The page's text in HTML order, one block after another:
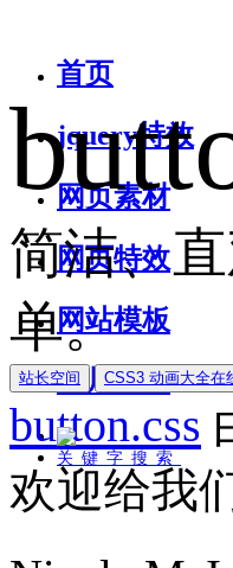
首页
jquery特效
网页素材
网页特效
网站模板
图片素材
关键字搜索
简洁、
单。
站长空间 CSS3 动画大全在
button.css
欢迎给我